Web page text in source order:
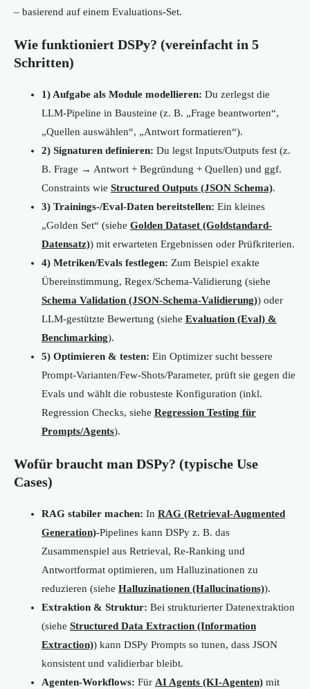
– basierend auf einem Evaluations-Set.
Wie funktioniert DSPy? (vereinfacht in 5
Schritten)
1) Aufgabe als Module modellieren: Du zerlegst die
LLM-Pipeline in Bausteine (z. B. „Frage beantworten“,
„Quellen auswählen“, „Antwort formatieren“).
2) Signaturen definieren: Du legst Inputs/Outputs fest (z.
B. Frage → Antwort + Begründung + Quellen) und ggf.
Constraints wie Structured Outputs (JSON Schema).
3) Trainings-/Eval-Daten bereitstellen: Ein kleines
„Golden Set“ (siehe Golden Dataset (Goldstandard-
Datensatz)) mit erwarteten Ergebnissen oder Prüfkriterien.
4) Metriken/Evals festlegen: Zum Beispiel exakte
Übereinstimmung, Regex/Schema-Validierung (siehe
Schema Validation (JSON-Schema-Validierung)) oder
LLM-gestützte Bewertung (siehe Evaluation (Eval) &
Benchmarking).
5) Optimieren & testen: Ein Optimizer sucht bessere
Prompt-Varianten/Few-Shots/Parameter, prüft sie gegen die
Evals und wählt die robusteste Konfiguration (inkl.
Regression Checks, siehe Regression Testing für
Prompts/Agents).
Wofür braucht man DSPy? (typische Use
Cases)
RAG stabiler machen: In RAG (Retrieval-Augmented
Generation)-Pipelines kann DSPy z. B. das
Zusammenspiel aus Retrieval, Re-Ranking und
Antwortformat optimieren, um Halluzinationen zu
reduzieren (siehe Halluzinationen (Hallucinations)).
Extraktion & Struktur: Bei strukturierter Datenextraktion
(siehe Structured Data Extraction (Information
Extraction)) kann DSPy Prompts so tunen, dass JSON
konsistent und validierbar bleibt.
Agenten-Workflows: Für AI Agents (KI-Agenten) mit